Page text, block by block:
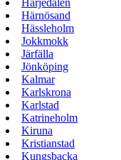
Härjedalen
Härnösand
Hässleholm
Jokkmokk
Järfälla
Jönköping
Kalmar
Karlskrona
Karlstad
Katrineholm
Kiruna
Kristianstad
Kungsbacka